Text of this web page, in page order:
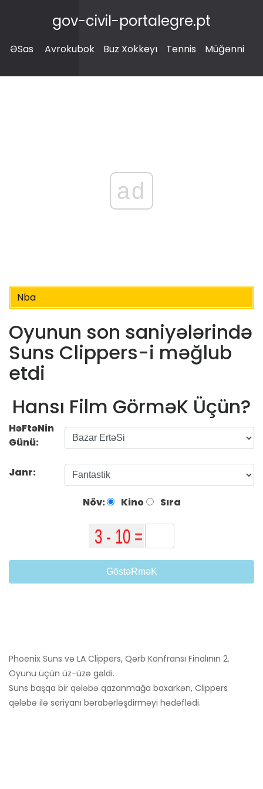
gov-civil-portalegre.pt
ƏSas Avrokubok Buz Xokkeyı Tennis Müğənni
ad
Nba
Oyunun son saniyələrində
Suns Clippers-i məğlub
etdi
Hansı Film GörməK Üçün?
HəFtəNin
Günü:
Janr:
Növ: Kino Sıra
GöstəRməK
Phoenix Suns və LA Clippers, Qərb Konfransı Finalının 2.
Oyunu üçün üz-üzə gəldi.
Suns başqa bir qələbə qazanmağa baxarkən, Clippers
qələbə ilə seriyanı bərabərləşdirməyi hədəflədi.